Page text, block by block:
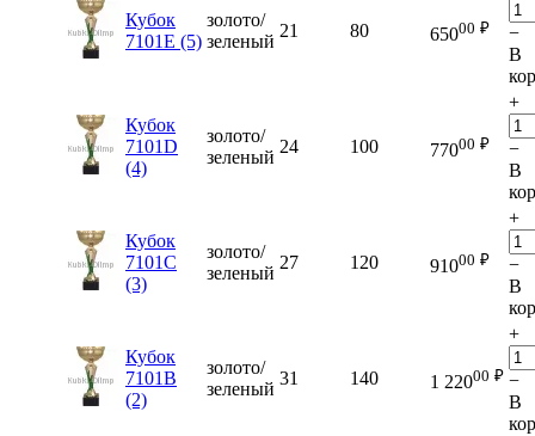
Кубок
7101E (5)
золото/
зеленый
21 80 65000 ₽
−
В
Кубок
7101D
(4)
золото/
зеленый
24 100 77000 ₽
+
−
В
Кубок
7101C
(3)
золото/
зеленый
27 120 91000 ₽
+
−
В
Кубок
7101B
(2)
золото/
зеленый
31 140 1 22000 ₽
+
−
В